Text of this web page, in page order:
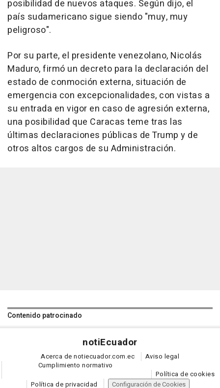
posibilidad de nuevos ataques. Según dijo, el
país sudamericano sigue siendo "muy, muy
peligroso".
Por su parte, el presidente venezolano, Nicolás
Maduro, firmó un decreto para la declaración del
estado de conmoción externa, situación de
emergencia con excepcionalidades, con vistas a
su entrada en vigor en caso de agresión externa,
una posibilidad que Caracas teme tras las
últimas declaraciones públicas de Trump y de
otros altos cargos de su Administración.
Contenido patrocinado
notiEcuador
Acerca de notiecuador.com.ec
Aviso legal
Cumplimiento normativo
Política de cookies
Política de privacidad
Configuración de Cookies